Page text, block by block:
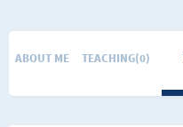
ABOUT ME TEACHING(0)